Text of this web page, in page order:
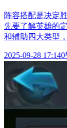
阵容搭配是决定
先要了解英雄的
和辅助四大类型
2025-09-28 17:140